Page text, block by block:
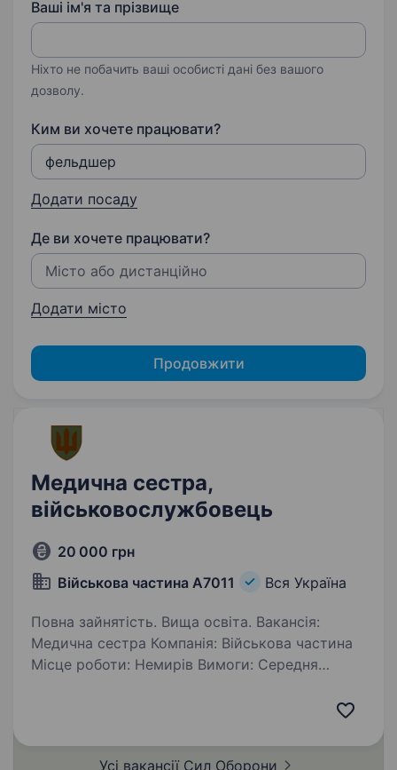
Ваші ім'я та прізвище
Ніхто не побачить ваші особисті дані без вашого
дозволу.
Ким ви хочете працювати?
Додати посаду
Де ви хочете працювати?
Додати місто
Продовжити
Медична сестра,
військовослужбовець
20 000 грн
Військова частина А7011
Вся Україна
Повна зайнятість. Вища освіта. Вакансія:
Медична сестра Компанія: Військова частина
Місце роботи: Немирів Вимоги: Середня
Усі вакансії Сил Оборони